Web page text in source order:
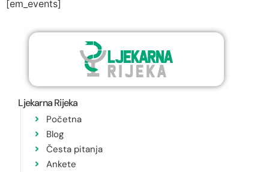
[em_events]
Ljekarna Rijeka
Početna
Blog
Česta pitanja
Ankete